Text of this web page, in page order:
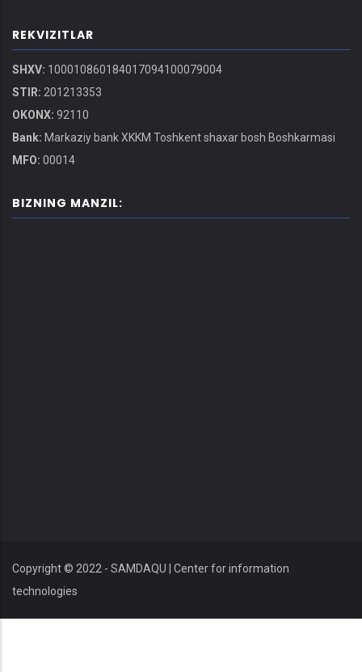
REKVIZITLAR
SHXV: 100010860184017094100079004
STIR: 201213353
OKONX: 92110
Bank: Markaziy bank XKKM Toshkent shaxar bosh Boshkarmasi
MFO: 00014
BIZNING MANZIL:
Copyright © 2022 - SAMDAQU | Center for information
technologies